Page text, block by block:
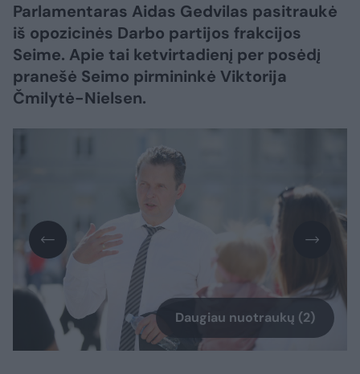
Parlamentaras Aidas Gedvilas pasitraukė
iš opozicinės Darbo partijos frakcijos
Seime. Apie tai ketvirtadienį per posėdį
pranešė Seimo pirmininkė Viktorija
Čmilytė-Nielsen.
Daugiau nuotraukų (2)